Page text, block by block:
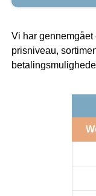
Vi har
prisniveau,